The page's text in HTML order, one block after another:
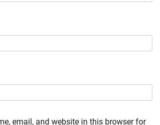
email, and website in this browser for